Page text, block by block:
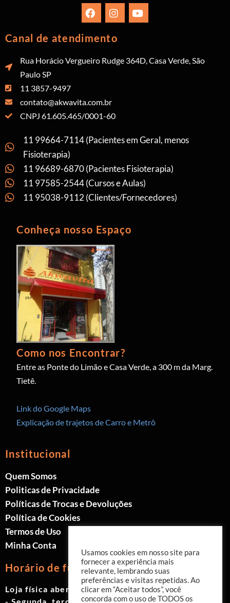
Canal de atendimento
Rua Horácio Vergueiro Rudge 364D, Casa Verde, São
Paulo SP
11 3857-9497
contato@akwavita.com.br
CNPJ 61.605.465/0001-60
11 99664-7114 (Pacientes em Geral, menos
Fisioterapia)
11 96689-6870 (Pacientes Fisioterapia)
11 97585-2544 (Cursos e Aulas)
11 95038-9112 (Clientes/Fornecedores)
Conheça nosso Espaço
Como nos Encontrar?
Entre as Ponte do Limão e Casa Verde, a 300 m da Marg.
Tietê.
Link do Google Maps
Explicação de trajetos de Carro e Metrô
Institucional
Quem Somos
Politicas de Privacidade
Políticas de Trocas e Devoluções
Política de Cookies
Termos de Uso
Minha Conta
Horário de funcionamento
Loja física aberta de Segunda à Sábado.
Usamos cookies em nosso site para
fornecer a experiência mais
relevante, lembrando suas
preferências e visitas repetidas. Ao
clicar em “Aceitar todos”, você
concorda com o uso de TODOS os